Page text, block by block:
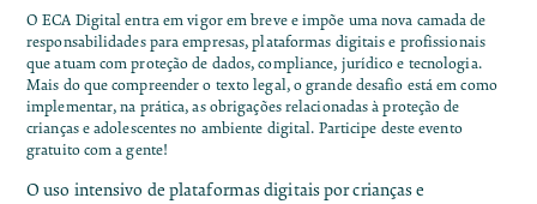
O ECA Digital entra em vigor em breve e impõe uma nova camada de
responsabilidades para empresas, plataformas digitais e profissionais
que atuam com proteção de dados, compliance, jurídico e tecnologia.
Mais do que compreender o texto legal, o grande desafio está em como
implementar, na prática, as obrigações relacionadas à proteção de
crianças e adolescentes no ambiente digital. Participe deste evento
gratuito com a gente!
O uso intensivo de plataformas digitais por crianças e